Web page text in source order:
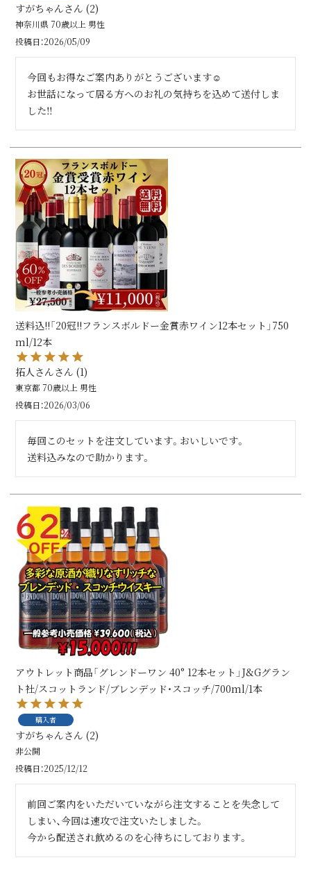
すがちゃん 2
神奈川県 70歳以上 男性
投稿日 2026/05/09
今回もお得なご案内ありがとうございます☺️
お世話になって居る方へのお礼の気持ちを込めて送付しま
した‼️
送料込!!「20冠!!フランスボルドー金賞赤ワイン12本セット」750
ml/12本
拓人さん 1
東京都 70歳以上 男性
投稿日 2026/03/06
毎回このセットを注文しています。おいしいです。
送料込みなので助かります。
アウトレット商品「グレンドーワン 40° 12本セット」J&Gグラン
ト社/スコットランド/ブレンデッド・スコッチ/700ml/1本
購入者
すがちゃん 2
非公開
投稿日 2025/12/12
前回ご案内をいただいていながら注文することを失念して
しまい、今回は速攻で注文いたしました。
今から配送され飲めるのを心待ちにしております。